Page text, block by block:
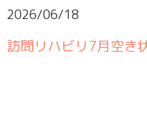
2026/06/18
訪問リハビリ7月空き